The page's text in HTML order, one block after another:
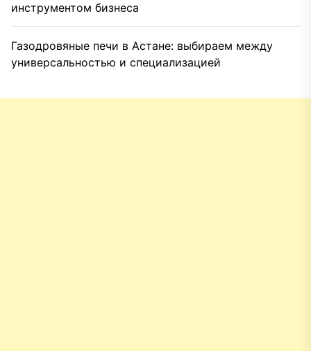
инструментом бизнеса
Газодровяные печи в Астане: выбираем между
универсальностью и специализацией